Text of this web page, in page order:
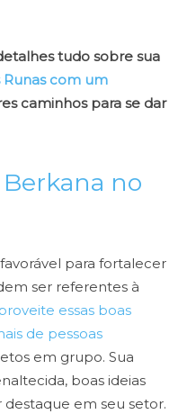
tudo sobre sua
Runas com um
caminhos para se dar
no
para fortalecer
ser referentes à
essas boas
de pessoas
em grupo. Sua
boas ideias
em seu setor.